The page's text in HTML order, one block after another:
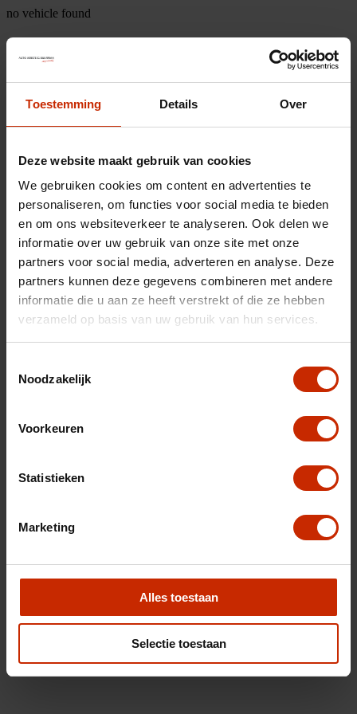
Toestemming Details Over
Deze website maakt gebruik van cookies
We gebruiken cookies om content en advertenties te
personaliseren, om functies voor social media te bieden
en om ons websiteverkeer te analyseren. Ook delen we
informatie over uw gebruik van onze site met onze
partners voor social media, adverteren en analyse. Deze
partners kunnen deze gegevens combineren met andere
informatie die u aan ze heeft verstrekt of die ze hebben
verzameld op basis van uw gebruik van hun services.
Noodzakelijk
Voorkeuren
Statistieken
Marketing
Alles toestaan
Selectie toestaan
no vehicle found